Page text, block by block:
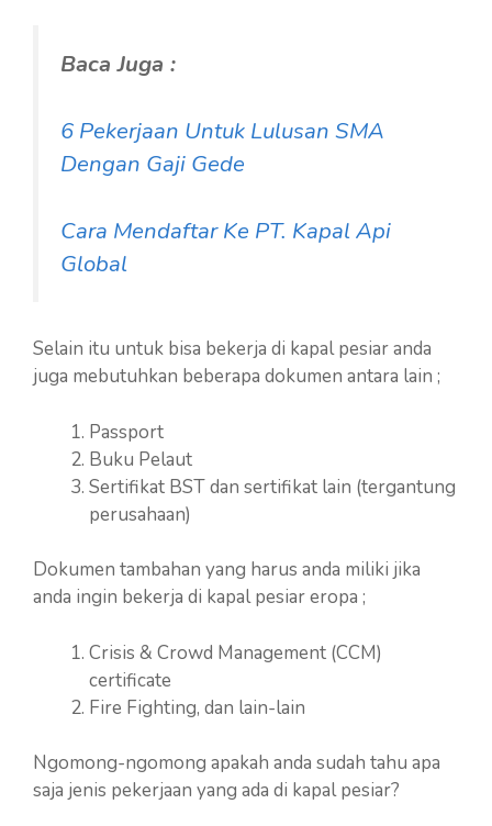
Baca Juga :
6 Pekerjaan Untuk Lulusan SMA
Dengan Gaji Gede
Cara Mendaftar Ke PT. Kapal Api
Global
Selain itu untuk bisa bekerja di kapal pesiar anda
juga mebutuhkan beberapa dokumen antara lain ;
Passport
Buku Pelaut
Sertifikat BST dan sertifikat lain (tergantung
perusahaan)
Dokumen tambahan yang harus anda miliki jika
anda ingin bekerja di kapal pesiar eropa ;
Crisis & Crowd Management (CCM)
certificate
Fire Fighting, dan lain-lain
Ngomong-ngomong apakah anda sudah tahu apa
saja jenis pekerjaan yang ada di kapal pesiar?